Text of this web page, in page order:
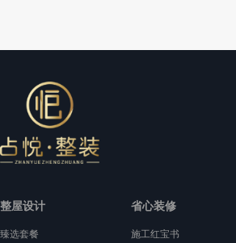
整屋设计
臻选套餐
省心装修
施工红宝书